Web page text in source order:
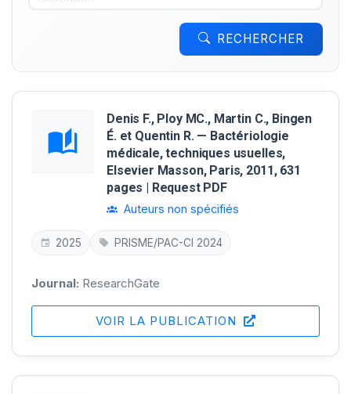
RECHERCHER
Denis F., Ploy MC., Martin C., Bingen
É. et Quentin R. — Bactériologie
médicale, techniques usuelles,
Elsevier Masson, Paris, 2011, 631
pages | Request PDF
Auteurs non spécifiés
2025 PRISME/PAC-CI 2024
Journal: ResearchGate
VOIR LA PUBLICATION